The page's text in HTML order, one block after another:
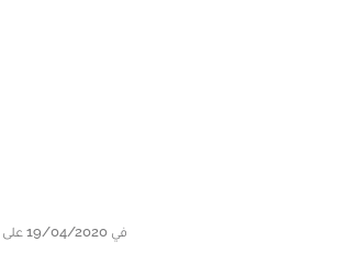
في 19/04/2020 على الساعة 17:15